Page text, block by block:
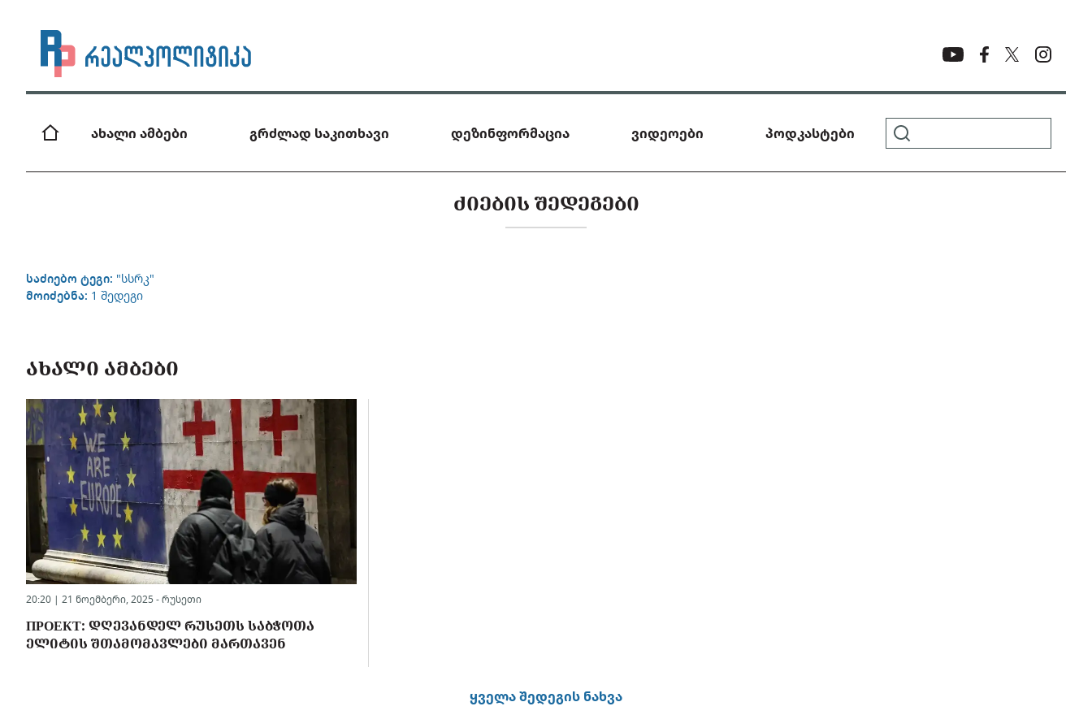
ახალი ამბები გრძლად საკითხავი დეზინფორმაცია ვიდეოები პოდკასტები
ᲫᲘᲔᲑᲘᲡ ᲨᲔᲓᲔᲒᲔᲑᲘ
საძიებო ტეგი: "სსრკ"
მოიძებნა: 1 შედეგი
ᲐᲮᲐᲚᲘ ᲐᲛᲑᲔᲑᲘ
20:20 | 21 ნოემბერი, 2025 - რუსეთი
ПРОЕКТ: ᲓᲦᲔᲕᲐᲜᲓᲔᲚ ᲠᲣᲡᲔᲗᲡ ᲡᲐᲑᲭᲝᲗᲐ
ᲔᲚᲘᲢᲘᲡ ᲨᲗᲐᲛᲝᲛᲐᲕᲚᲔᲑᲘ ᲛᲐᲠᲗᲐᲕᲔᲜ
ყველა შედეგის ნახვა